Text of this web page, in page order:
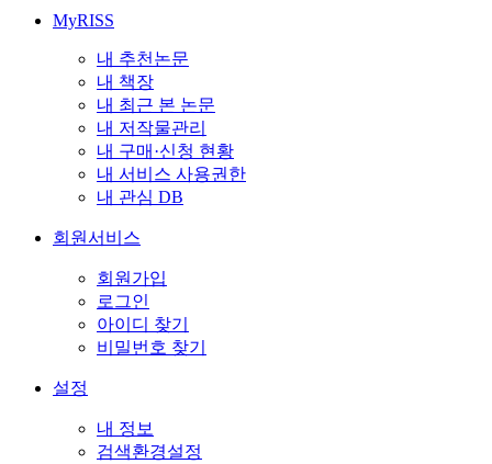
MyRISS
내 추천논문
내 책장
내 최근 본 논문
내 저작물관리
내 구매·신청 현황
내 서비스 사용권한
내 관심 DB
회원서비스
회원가입
로그인
아이디 찾기
비밀번호 찾기
설정
내 정보
검색환경설정